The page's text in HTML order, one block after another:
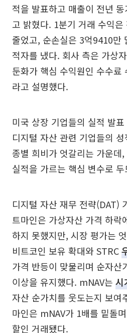
적을 발표하고 매출이 전년
고 밝혔다. 1분기 거래 수익
줄었고, 순손실은 3억9410만
적자를 냈다. 회사 측은 가상
둔화가 핵심 수익원인 수수료
라고 설명했다.
미국 상장 기업들의 실적 발
디지털 자산 관련 기업들의
종별 희비가 엇갈리는 가운데
실적을 가르는 핵심 변수로
디지털 자산 재무 전략(DAT)
트마인은 가상자산 가격 하락
하지 못했지만, 시장 평가는
비트코인 보유 확대와 STRC
가격 반등이 맞물리며 순자산
이상을 유지했다. mNAV는 시
자산 순가치를 웃도는지 보여
마인은 mNAV가 1배를 밑돌
할인 거래됐다.